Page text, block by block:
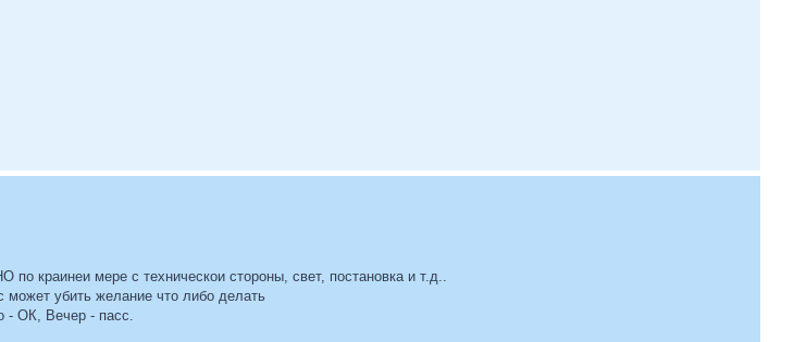
краинеи мере с техническои стороны, свет, постановка и т.д..
убить желание что либо делать
- ОК, Вечер - пасс.